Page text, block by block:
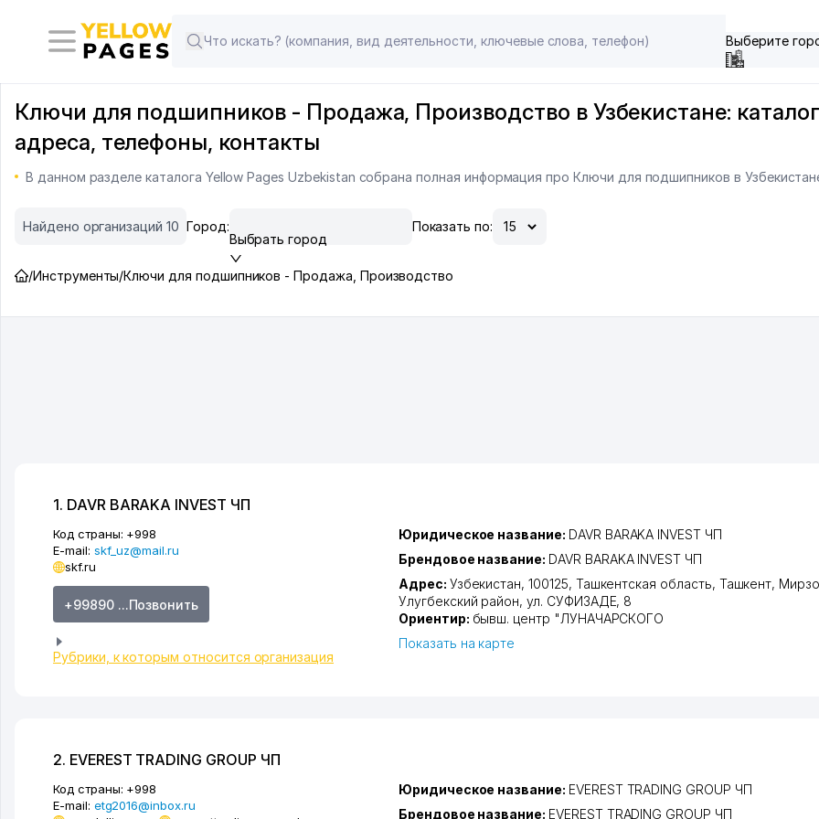
Выберите
Ключи для подшипников - Продажа, Производство в Узбекистане:
адреса, телефоны, контакты
В данном разделе каталога Yellow Pages Uzbekistan собрана полная информация про Ключи для подшипников в
Найдено организаций 10 Город:
Выбрать город
Показать по:
/Инструменты/Ключи для подшипников - Продажа, Производство
1. DAVR BARAKA INVEST ЧП
Код страны: +998
E-mail: skf_uz@mail.ru
skf.ru
+99890 ...Позвонить
Рубрики, к которым относится организация
Юридическое название: DAVR BARAKA INVEST ЧП
Брендовое название: DAVR BARAKA INVEST ЧП
Адрес: Узбекистан, 100125, Ташкентская область, Ташкент,
Улугбекский район,ул. СУФИЗАДЕ, 8
Ориентир: бывш. центр "ЛУНАЧАРСКОГО
Показать на карте
2. EVEREST TRADING GROUP ЧП
Код страны: +998
E-mail: etg2016@inbox.ru
Юридическое название: EVEREST TRADING GROUP ЧП
Брендовое название: EVEREST TRADING GROUP ЧП